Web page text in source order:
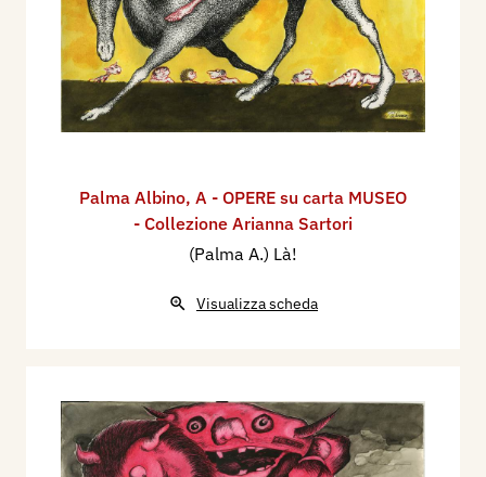
Palma Albino, A - OPERE su carta MUSEO
- Collezione Arianna Sartori
(Palma A.) Là!
Visualizza scheda